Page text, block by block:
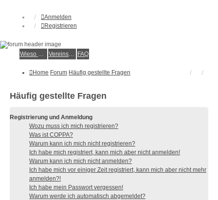
Anmelden
Registrieren
Wieso der e.V.? Vereinsmitglied werden FAQ
Home Forum Häufig gestellte Fragen
Häufig gestellte Fragen
Registrierung und Anmeldung
Wozu muss ich mich registrieren?
Was ist COPPA?
Warum kann ich mich nicht registrieren?
Ich habe mich registriert, kann mich aber nicht anmelden!
Warum kann ich mich nicht anmelden?
Ich habe mich vor einiger Zeit registriert, kann mich aber nicht mehr
anmelden?!
Ich habe mein Passwort vergessen!
Warum werde ich automatisch abgemeldet?